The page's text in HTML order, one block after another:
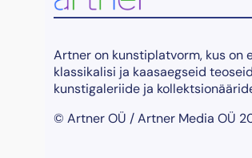
Artner on kunstiplatvorm, kus on
klassikalisi ja kaasaegseid
kunstigaleriide ja
© Artner OÜ / Artner Media OÜ